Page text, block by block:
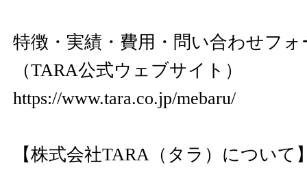
特徴・実績・費用・問い合わせフ
（TARA公式ウェブサイト）
https://www.tara.co.jp/mebaru/
【株式会社TARA（タラ）について